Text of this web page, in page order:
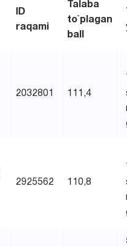
ID
raqami
Talaba
to`plagan
ball
2032801 111,4
2925562 110,8